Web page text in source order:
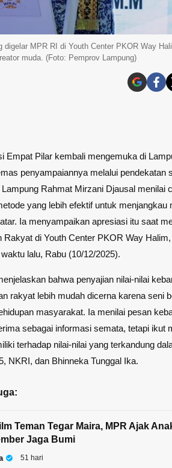
MPR RI di Youth Center PKOR Way
muda. (Foto: Pemprov Lampung)
Empat Pilar kembali mengemuka di
penyampaiannya melalui pendekatan
Rahmat Mirzani Djausal menilai
yang lebih efektif untuk menjangkau
Ia menyampaikan apresiasi itu saat
Rakyat di Youth Center PKOR Way
lalu, Rabu (10/12/2025).
bahwa penyajian nilai-nilai
rakyat lebih mudah dicerna karena seni
masyarakat. Ia menilai pesan
sebagai informasi semata, tetapi ikut
terhadap nilai-nilai yang terkandung
NKRI, dan Bhinneka Tunggal Ika.
Teman Tegar Maira, MPR Ajak
Jaga Bumi
51 hari